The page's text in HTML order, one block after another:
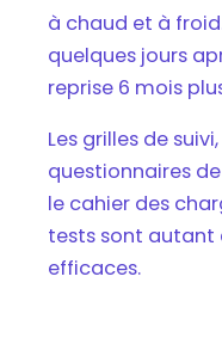
à chaud et à
quelques jours
reprise 6 mois
Les grilles de
questionnaires
le cahier des
tests sont autant
efficaces.